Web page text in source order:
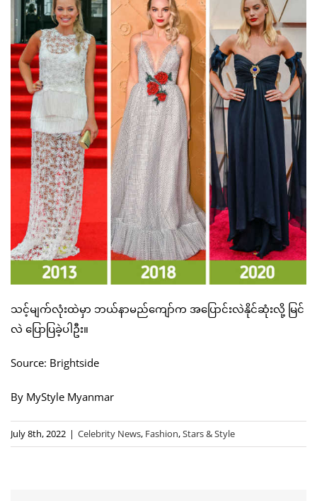
သင့်မျက်လုံးထဲမှာ ဘယ်နာမည်ကျော်က အပြောင်းလဲနိုင်ဆုံးလို့ မြင်
လဲ ပြောပြခဲ့ပါဦး။
Source: Brightside
By MyStyle Myanmar
July 8th, 2022 | Celebrity News, Fashion,Stars & Style